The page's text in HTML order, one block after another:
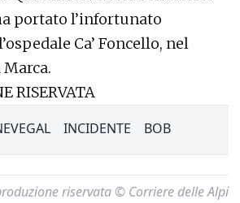
portato l’infortunato
Ca’ Foncello, nel
RISERVATA
INCIDENTE BOB
riservata © Corriere delle Alpi